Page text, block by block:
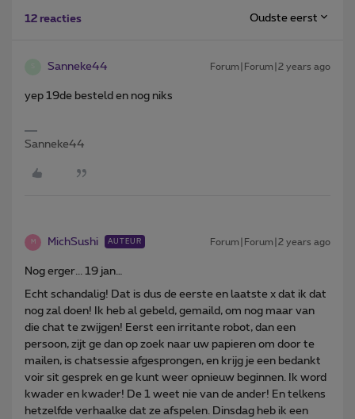
12 reacties Oudste eerst
Sanneke44 Forum|Forum|2 years ago
yep 19de besteld en nog niks
Sanneke44
M MichSushi AUTEUR Forum|Forum|2 years ago
Nog erger... 19 jan…
Echt schandalig! Dat is dus de eerste en laatste x dat ik dat
nog zal doen! Ik heb al gebeld, gemaild, om nog maar van
die chat te zwijgen! Eerst een irritante robot, dan een
persoon, zijt ge dan op zoek naar uw papieren om door te
mailen, is chatsessie afgesprongen, en krijg je een bedankt
voir sit gesprek en ge kunt weer opnieuw beginnen. Ik word
kwader en kwader! De 1 weet nie van de ander! En telkens
hetzelfde verhaalke dat ze afspelen. Dinsdag heb ik een